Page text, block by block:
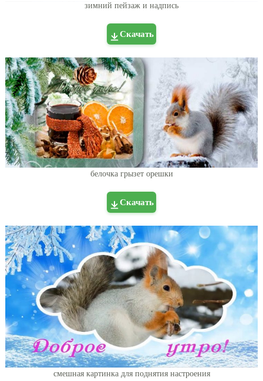
зимний пейзаж и надпись
Скачать
белочка грызет орешки
Скачать
смешная картинка для поднятия настроения